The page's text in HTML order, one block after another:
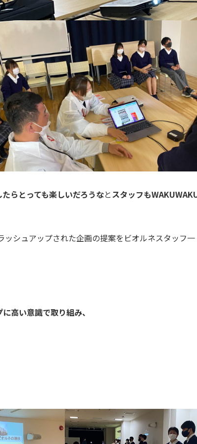
たらとっても楽しいだろうなとスタッフも
シュアップされた企画の提案をビオルネスタッフ一
高い意識で取り組み、